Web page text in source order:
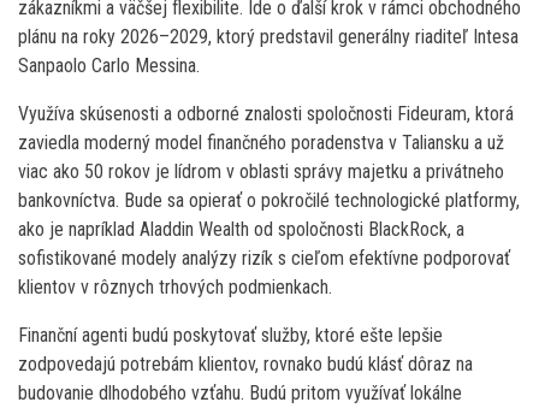
zákazníkmi a väčšej flexibilite. Ide o ďalší krok v rámci obchodného
plánu na roky 2026–2029, ktorý predstavil generálny riaditeľ Intesa
Sanpaolo Carlo Messina.
Využíva skúsenosti a odborné znalosti spoločnosti Fideuram, ktorá
zaviedla moderný model finančného poradenstva v Taliansku a už
viac ako 50 rokov je lídrom v oblasti správy majetku a privátneho
bankovníctva. Bude sa opierať o pokročilé technologické platformy,
ako je napríklad Aladdin Wealth od spoločnosti BlackRock, a
sofistikované modely analýzy rizík s cieľom efektívne podporovať
klientov v rôznych trhových podmienkach.
Finanční agenti budú poskytovať služby, ktoré ešte lepšie
zodpovedajú potrebám klientov, rovnako budú klásť dôraz na
budovanie dlhodobého vzťahu. Budú pritom využívať lokálne